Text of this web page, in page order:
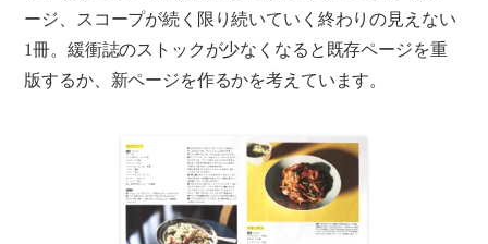
ージ、スコープが続く限り続いていく終わりの見えない
1冊。緩衝誌のストックが少なくなると既存ページを重
版するか、新ページを作るかを考えています。